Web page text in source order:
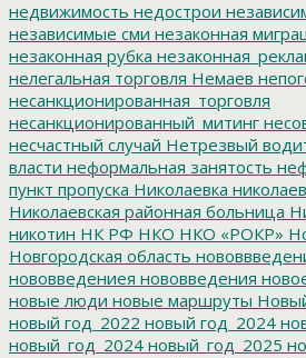
недвижимость недострои
независимые сми незаконная
незаконная рубка
нелегальная торговля Немаев
несанкционированная_торговля
несанкционированный_митинг
несчастный случай Нетрезвый
власти неформальная занятость
пункт пропуска Николаевка
Николаевская районная больница
никотин НК РФ НКО НКО «РОКР»
Новгородская область
нововведениея нововведения
новые люди новые маршруты
новый год_2022 новый год_2024
новый_год_2024 новый_год_2025